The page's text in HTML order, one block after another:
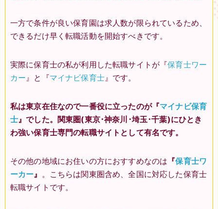
一方で条件が良い保育園は求人数が限られているため、
できるだけ早く転職活動を開始すべきです。
実際に保育士の私が利用した転職サイトが『保育士ワー
カー 』と『マイナビ保育士』です。
私は東京在住なので一番役に立ったのが『マイナビ保育
士 』でした。関東圏(東京･神奈川･埼玉･千葉)にひとき
わ強い保育士専門の転職サイトとして有名です。
その他の地域にお住いの方におすすめなのは 『保育士ワ
ーカー 』 。こちらは関東圏含め、全国に対応した保育士
転職サイトです。